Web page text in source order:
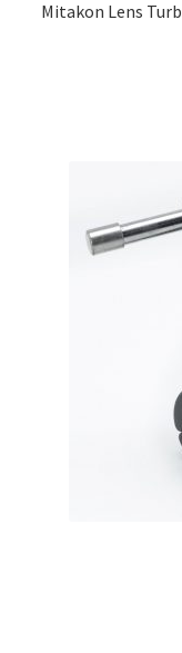
Mitakon Lens